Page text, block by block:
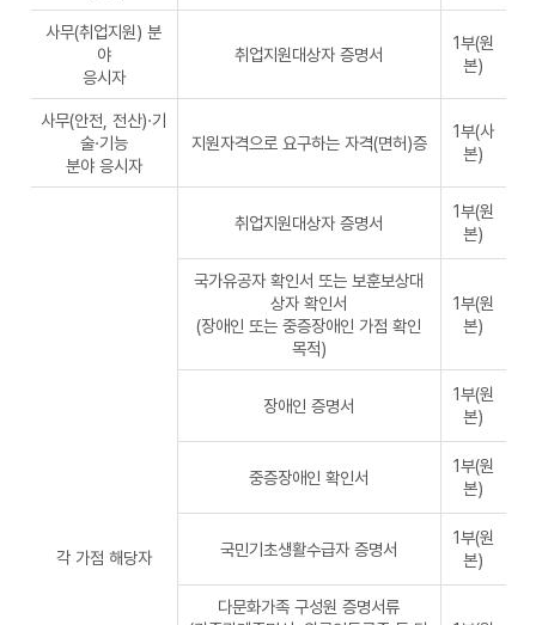
사무(취업지원) 분
야
응시자
취업지원대상자 증명서
1부(원
본)
사무(안전, 전산)·기
술·기능
분야 응시자
지원자격으로 요구하는 자격(면허)증
1부(사
본)
각 가점 해당자
취업지원대상자 증명서
1부(원
본)
국가유공자 확인서 또는 보훈보상대
상자 확인서
(장애인 또는 중증장애인 가점 확인
목적)
1부(원
본)
장애인 증명서
1부(원
본)
중증장애인 확인서
1부(원
본)
국민기초생활수급자 증명서
1부(원
본)
다문화가족 구성원 증명서류